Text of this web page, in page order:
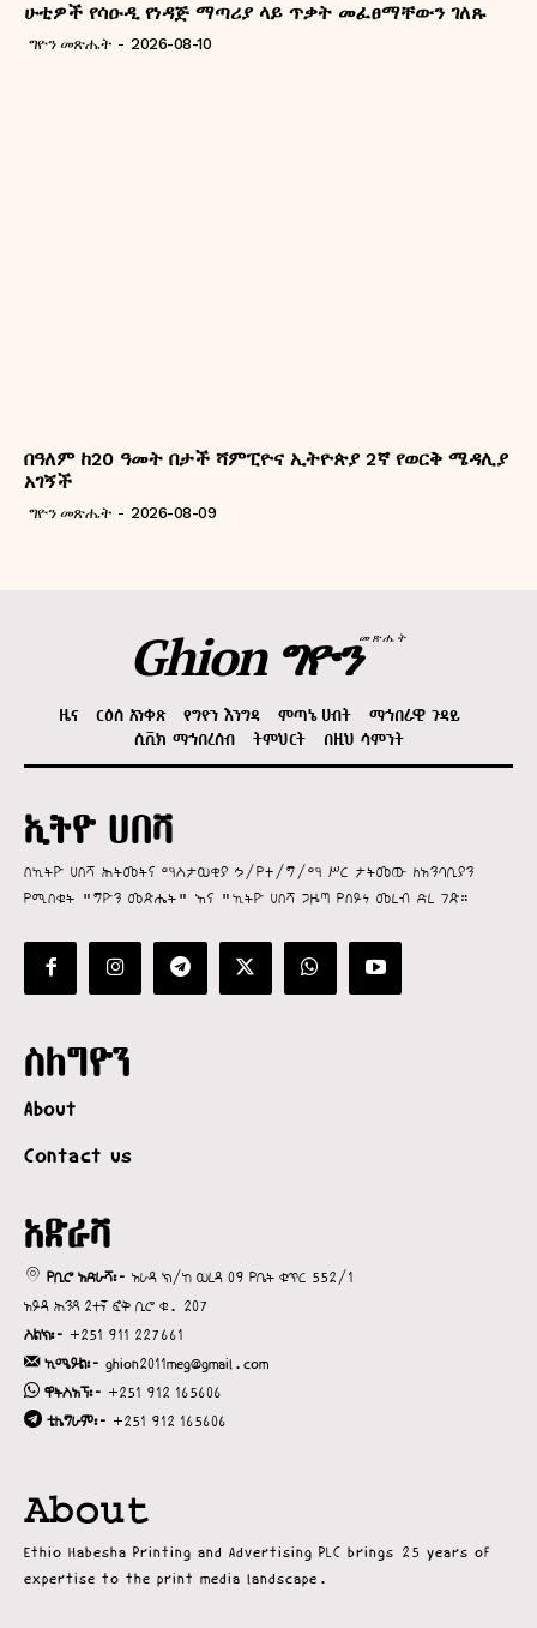
ሁቲዎች የሳዑዲ የነዳጅ ማጣሪያ ላይ ጥቃት መፈፀማቸውን ገለጹ
ግዮን መጽሔት - 2026-08-10
በዓለም ከ20 ዓመት በታች ሻምፒዮና ኢትዮጵያ 2ኛ የወርቅ ሜዳሊያ
አገኝች
ግዮን መጽሔት - 2026-08-09
Ghion ግዮንመጽሔት
ዜና ርዕሰ አንቀጽ የግዮን እንግዳ ምጣኔ ሀብት
ማኅበራዊ ጉዳይ
ሲቪክ ማኅበረሰብ
ትምህርት በዚህ ሳምንት
ኢትዮ ሀበሻ
በኢትዮ ሀበሻ ሕትመትና ማስታወቂያ ኃ/የተ/ግ/ማ ሥር ታትመው ለአንባቢያን
የሚበቁት "ግዮን መጽሔት" እና "ኢትዮ ሀበሻ ጋዜጣ የበይነ መረብ ድረ ገጽ።
ስለግዮን
About
Contact us
አድራሻ
የቢሮ አድራሻ፡- አራዳ ክ/ከ ወረዳ 09 የቤት ቁጥር 552/1
አይዳ ሕንጻ 2ተኛ ፎቅ ቢሮ ቁ. 207
ስልክ፡- +251 911 227661
ኢሜይል፡- ghion2011meg@gmail.com
ዋትስአፕ፡- +251 912 165606
ቴሌግራም፡- +251 912 165606
About
Ethio Habesha Printing and Advertising PLC brings 25 years of
expertise to the print media landscape.